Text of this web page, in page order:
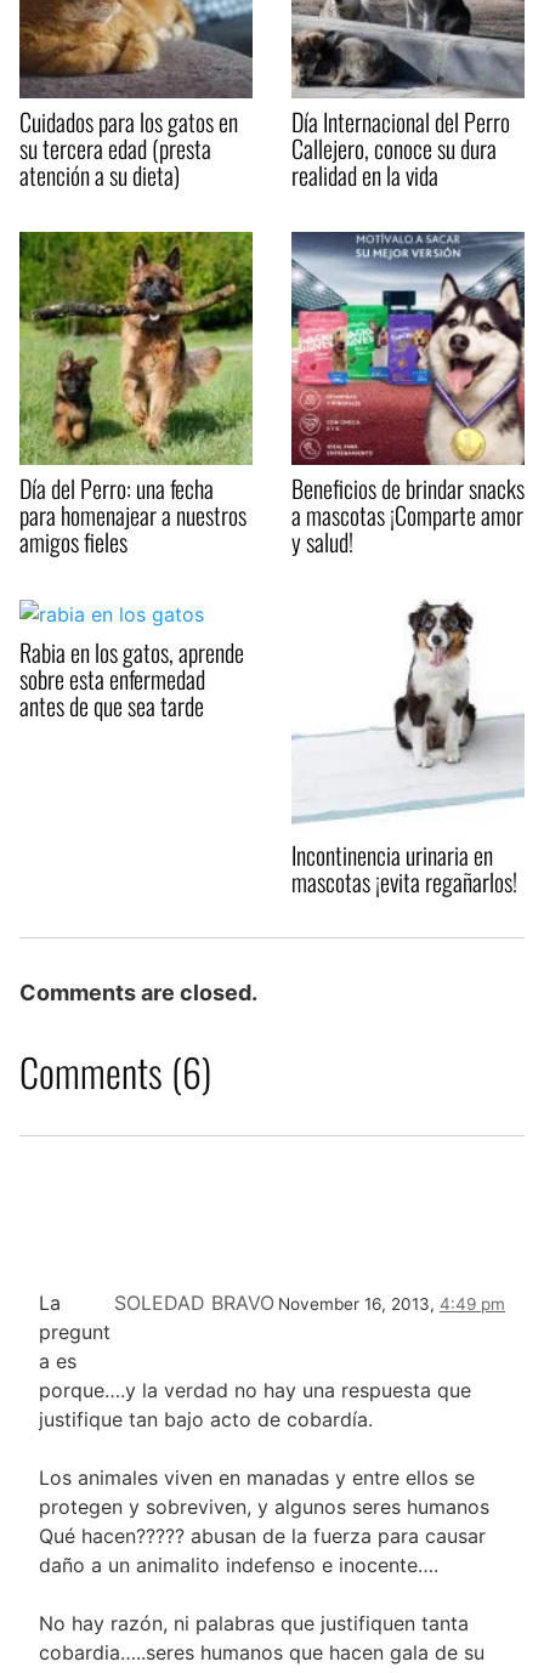
Cuidados para los gatos en
su tercera edad (presta
atención a su dieta)
Día Internacional del Perro
Callejero, conoce su dura
realidad en la vida
Día del Perro: una fecha
para homenajear a nuestros
amigos fieles
Beneficios de brindar snacks
a mascotas ¡Comparte amor
y salud!
Rabia en los gatos, aprende
sobre esta enfermedad
antes de que sea tarde
Incontinencia urinaria en
mascotas ¡evita regañarlos!
Comments are closed.
Comments (6)
SOLEDAD BRAVO November 16, 2013, 4:49 pm
La
pregunt
a es
porque….y la verdad no hay una respuesta que
justifique tan bajo acto de cobardía.
Los animales viven en manadas y entre ellos se
protegen y sobreviven, y algunos seres humanos
Qué hacen????? abusan de la fuerza para causar
daño a un animalito indefenso e inocente….
No hay razón, ni palabras que justifiquen tanta
cobardia…..seres humanos que hacen gala de su